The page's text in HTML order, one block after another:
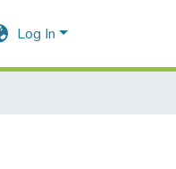
Log In